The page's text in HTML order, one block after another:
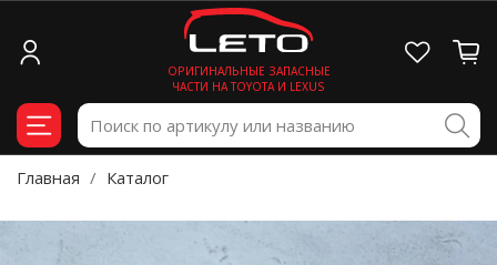
ОРИГИНАЛЬНЫЕ ЗАПАСНЫЕ
ЧАСТИ НА TOYOTA И LEXUS
Главная Каталог